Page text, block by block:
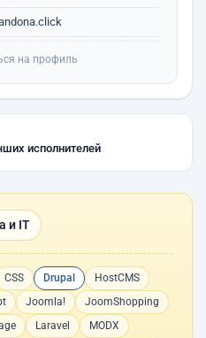
на профиль
исполнителей
и IT
CSS Drupal
HostCMS
Joomla!
JoomShopping
Laravel
MODX